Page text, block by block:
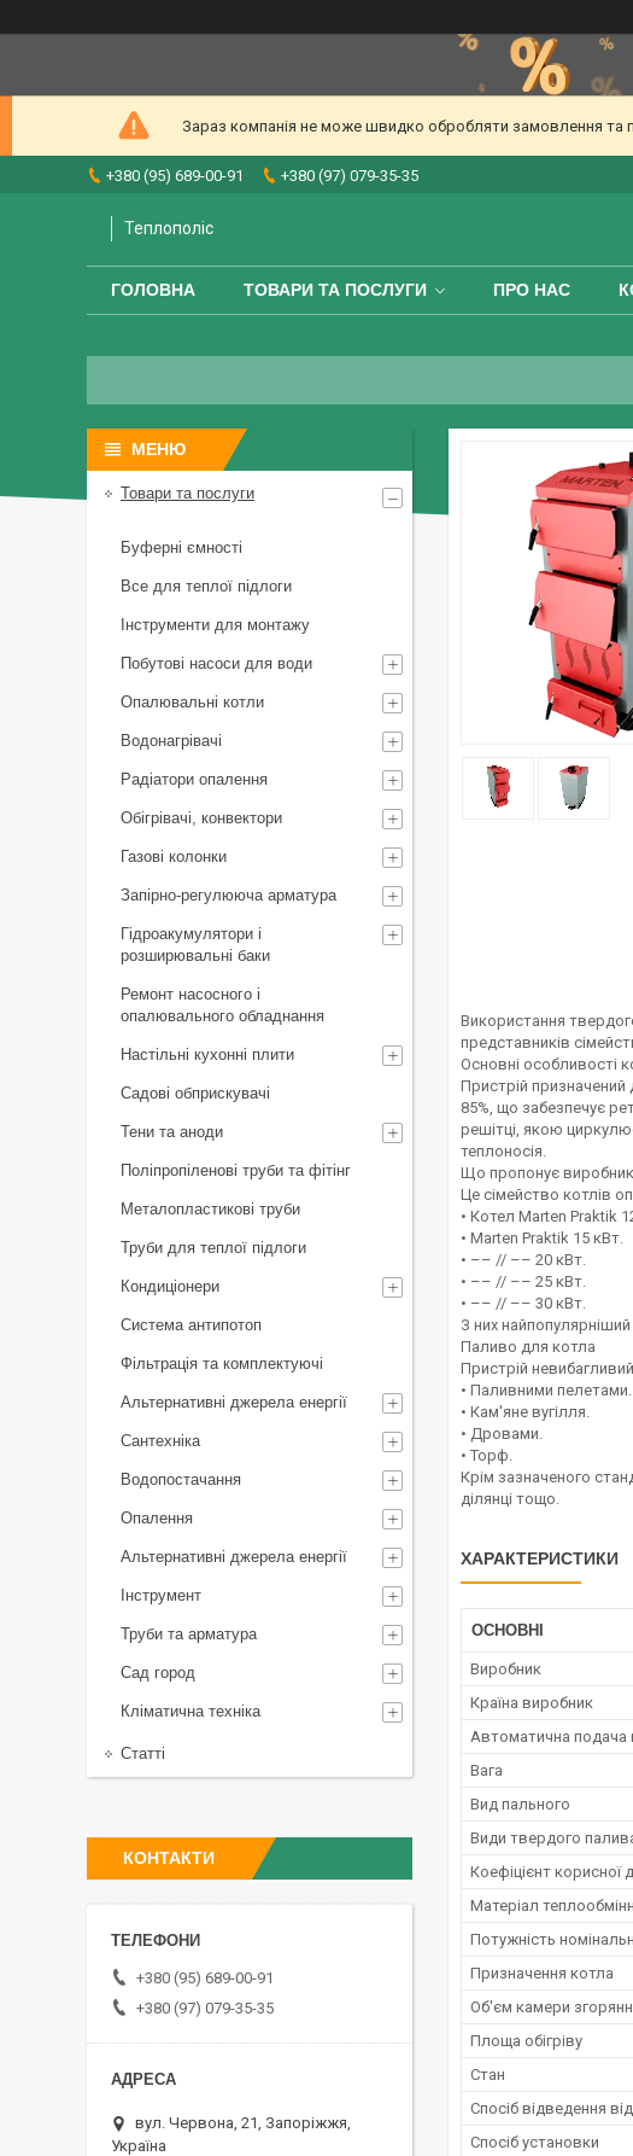
Зараз компанія не може швидко обробляти замовлення та
+380 (95) 689-00-91 +380 (97) 079-35-35
Теплополіс
ГОЛОВНА ТОВАРИ ТА ПОСЛУГИ ПРО НАС
Використання
представників
Основні особливості
Пристрій призначений
85%, що забезпечує
решітці, якою
теплоносія.
Що пропонує виробник
Це сімейство котлів
• Котел Marten Praktik
• Marten Praktik 15 кВт.
• –– // –– 20 кВт.
• –– // –– 25 кВт.
• –– // –– 30 кВт.
З них
Паливо для котла
Пристрій
• Паливними пелетами.
• Кам'яне вугілля.
• Дровами.
• Торф.
Крім зазначеного
ділянці тощо.
ХАРАКТЕРИСТИКИ
ОСНОВНІ
Виробник
Країна виробник
Автоматична подача
Вага
Вид пального
Види твердого
Коефіцієнт корисної
Матеріал
Потужність
Призначення котла
Об'єм камери
Площа обігріву
Стан
Спосіб відведення
Спосіб установки
Товари та послуги
Буферні ємності
Все для теплої підлоги
Інструменти для монтажу
Побутові насоси для води
Опалювальні котли
Водонагрівачі
Радіатори опалення
Обігрівачі, конвектори
Газові колонки
Запірно-регулююча арматура
Гідроакумулятори і
розширювальні баки
Ремонт насосного і
опалювального обладнання
Настільні кухонні плити
Садові обприскувачі
Тени та аноди
Поліпропіленові труби та фітінг
Металопластикові труби
Труби для теплої підлоги
Кондиціонери
Система антипотоп
Фільтрація та комплектуючі
Альтернативні джерела енергії
Сантехніка
Водопостачання
Опалення
Альтернативні джерела енергії
Інструмент
Труби та арматура
Сад город
Кліматична техніка
Статті
КОНТАКТИ
+380 (95) 689-00-91
+380 (97) 079-35-35
вул. Червона, 21, Запоріжжя,
Україна